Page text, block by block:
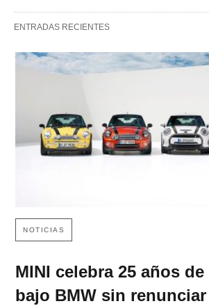
ENTRADAS RECIENTES
NOTICIAS
MINI celebra 25 años
bajo BMW sin